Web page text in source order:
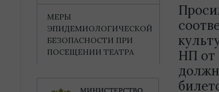
НП от
МЕРЫ
ЭПИДЕМИОЛОГИЧЕСКОЙ
БЕЗОПАСНОСТИ ПРИ
ПОСЕЩЕНИИ ТЕАТРА